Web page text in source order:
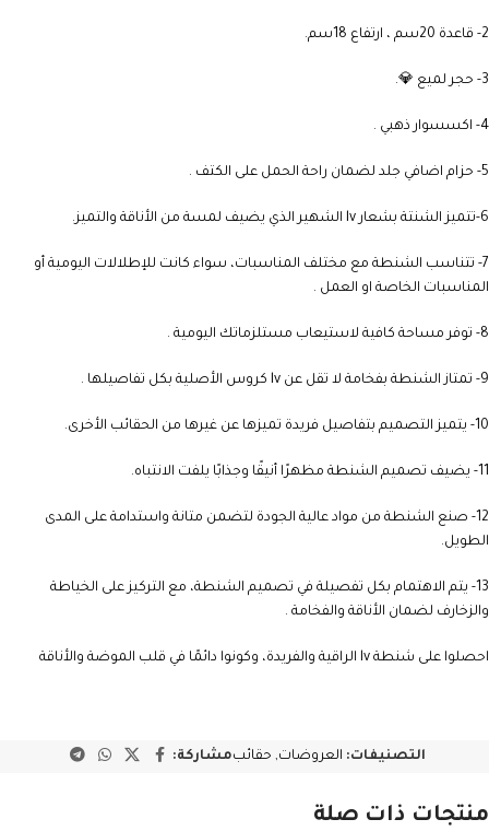
2- قاعدة 20سم ، ارتفاع 18سم.
3- حجر لميع 💎.
4- اكسسوار ذهبي .
5- حزام اضافي جلد لضمان راحة الحمل على الكتف .
6-تتميز الشنتة بشعار lv الشهير الذي يضيف لمسة من الأناقة والتميز.
7- تتناسب الشنطة مع مختلف المناسبات، سواء كانت للإطلالات اليومية أو
المناسبات الخاصة او العمل .
8- توفر مساحة كافية لاستيعاب مستلزماتك اليومية .
9- تمتاز الشنطة بفخامة لا تقل عن lv كروس الأصلية بكل تفاصيلها .
10- يتميز التصميم بتفاصيل فريدة تميزها عن غيرها من الحقائب الأخرى.
11- يضيف تصميم الشنطة مظهرًا أنيقًا وجذابًا يلفت الانتباه.
12- صنع الشنطة من مواد عالية الجودة لتضمن متانة واستدامة على المدى
الطويل.
13- يتم الاهتمام بكل تفصيلة في تصميم الشنطة، مع التركيز على الخياطة
والزخارف لضمان الأناقة والفخامة .
احصلوا على شنطة lv الراقية والفريدة، وكونوا دائمًا في قلب الموضة والأناقة
التصنيفات: العروضات, حقائبمشاركة:
منتجات ذات صلة